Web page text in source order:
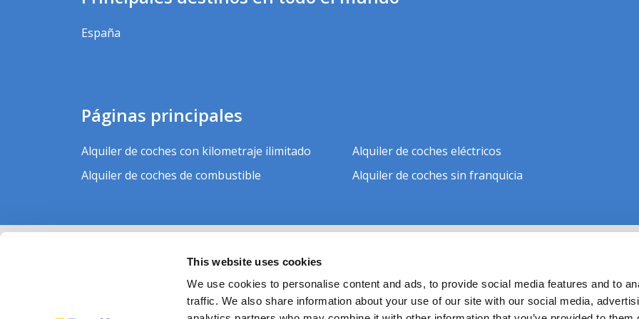
This website uses cookies
We use cookies to personalise content and ads, to provide social media features and to
traffic. We also share information about your use of our site with our social media,
España
Páginas principales
Alquiler de coches con kilometraje ilimitado
Alquiler de coches de combustible
Alquiler de coches eléctricos
Alquiler de coches sin franquicia
Política de privacidad
Política de cookies
Términos y condiciones